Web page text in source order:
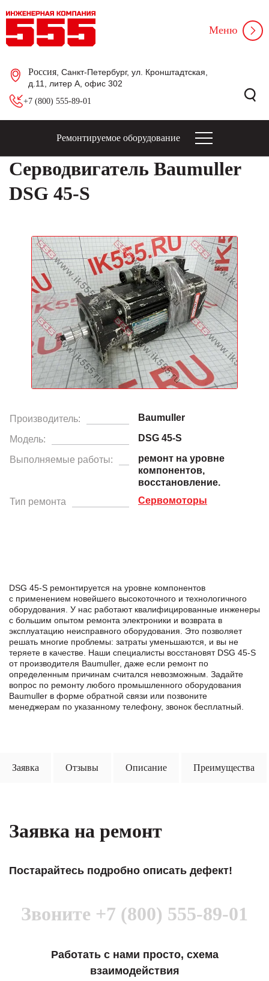
Россия , Санкт-Петербург, ул. Кронштадтская,
д.11, литер А, офис 302
+7 (800) 555-89-01
Меню
Ремонтируемое оборудование
Серводвигатель Baumuller
DSG 45-S
Производитель: Baumuller
Модель: DSG 45-S
Выполняемые работы:
ремонт на уровне
компонентов,
восстановление.
Тип ремонта
Сервомоторы
DSG 45-S ремонтируется на уровне компонентов
с применением новейшего высокоточного и технологичного
оборудования. У нас работают квалифицированные инженеры
с большим опытом ремонта электроники и возврата в
эксплуатацию неисправного оборудования. Это позволяет
решать многие проблемы: затраты уменьшаются, и вы не
теряете в качестве. Наши специалисты восстановят DSG 45-S
от производителя Baumuller, даже если ремонт по
определенным причинам считался невозможным. Задайте
вопрос по ремонту любого промышленного оборудования
Baumuller в формe обратной связи или позвоните
менеджерам по указанному телефону, звонок бесплатный.
Заявка Отзывы Описание Преимущества
Заявка на ремонт
Постарайтесь подробно описать дефект!
Звоните +7 (800) 555-89-01
Работать с нами просто, схема
взаимодействия